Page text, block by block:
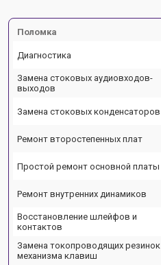
Поломка
Диагностика
Замена стоковых аудиовходов-
выходов
Замена стоковых конденсаторов
Ремонт второстепенных плат
Простой ремонт основной платы
Ремонт внутренних динамиков
Восстановление шлейфов и
контактов
Замена токопроводящих резинок
механизма клавиш